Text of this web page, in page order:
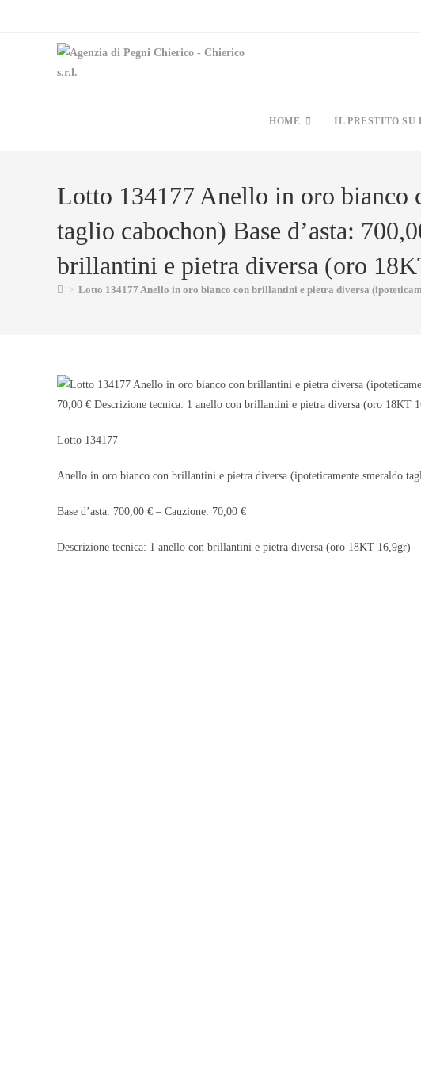
HOME IL PRESTITO SU
Lotto 134177 Anello in oro bianco
taglio cabochon) Base d’asta:
brillantini e pietra diversa (oro
> Lotto 134177 Anello in oro bianco con brillantini e pietra diversa
Lotto 134177
Anello in oro bianco con brillantini e pietra diversa (ipoteticamente smeraldo
Base d’asta: 700,00 € – Cauzione: 70,00 €
Descrizione tecnica: 1 anello con brillantini e pietra diversa (oro 18KT 16,9gr)